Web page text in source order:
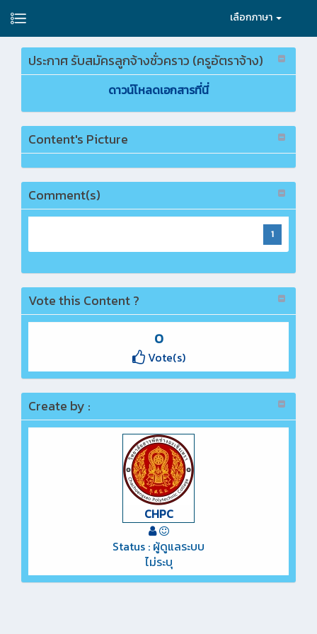
เลือกภาษา
ประกาศ รับสมัครลูกจ้างชั่วคราว (ครูอัตราจ้าง)
ดาวน์โหลดเอกสารที่นี่
Content's Picture
Comment(s)
1
Vote this Content ?
0
Vote(s)
Create by :
CHPC
Status : ผู้ดูแลระบบ
ไม่ระบุ